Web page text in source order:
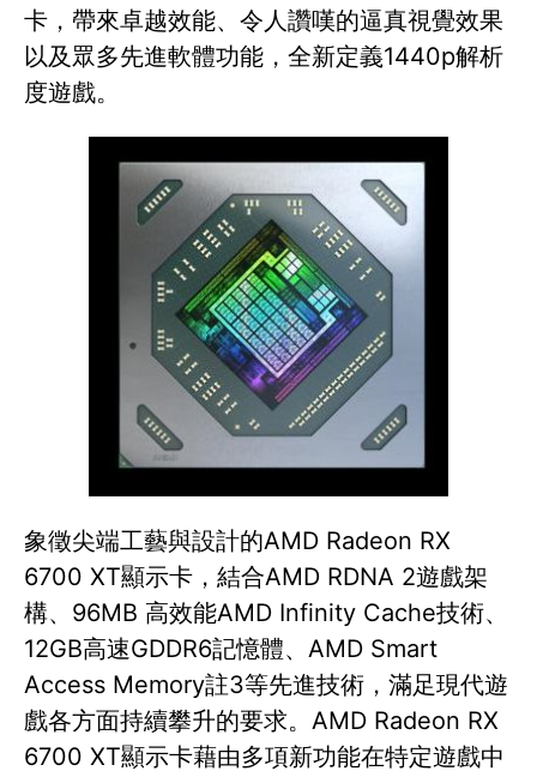
卡，帶來卓越效能、令人讚嘆的逼真視覺效果
以及眾多先進軟體功能，全新定義1440p解析
度遊戲。
象徵尖端工藝與設計的AMD Radeon RX
6700 XT顯示卡，結合AMD RDNA 2遊戲架
構、96MB 高效能AMD Infinity Cache技術、
12GB高速GDDR6記憶體、AMD Smart
Access Memory註3等先進技術，滿足現代遊
戲各方面持續攀升的要求。AMD Radeon RX
6700 XT顯示卡藉由多項新功能在特定遊戲中